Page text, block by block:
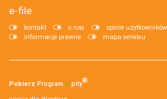
e-file
kontakt o nas opinie użytkowników
informacje prawne
mapa serwisu
Pobierz Program e‑pity®